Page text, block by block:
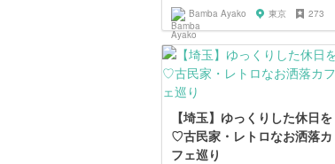
Bamba Ayako 東京 273
【埼玉】ゆっくりした休日を
♡古民家・レトロなお洒落カ
フェ巡り